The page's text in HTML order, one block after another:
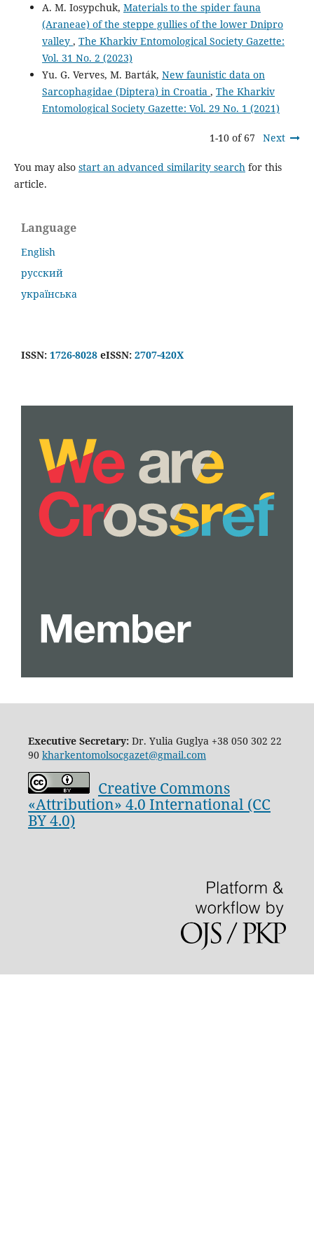
A. M. Iosypchuk, Materials to the spider fauna
(Araneae) of the steppe gullies of the lower Dnipro
valley , The Kharkiv Entomological Society Gazette:
Vol. 31 No. 2 (2023)
Yu. G. Verves, M. Barták, New faunistic data on
Sarcophagidae (Diptera) in Croatia , The Kharkiv
Entomological Society Gazette: Vol. 29 No. 1 (2021)
1-10 of 67 Next
You may also start an advanced similarity searchfor this
article.
Language
English
русский
українська
ISSN: 1726-8028 eISSN: 2707-420X
Executive Secretary:Dr. Yulia Guglya +38 050 302 22
90 kharkentomolsocgazet@gmail.com
Creative Commons
«Attribution» 4.0 International (CC
BY 4.0)